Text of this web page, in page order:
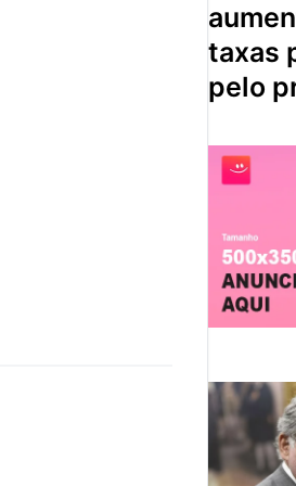
taxas
pelo